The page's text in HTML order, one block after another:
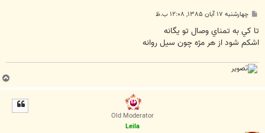
پ
ت
چهارشنبه ۱۷ آبان ۱۳۸۵, ۱۲:۰۸ ب.ظ
تا کي به تمناي وصال تو يگانه
اشکم شود از هر مژه چون سيل روانه
ب
ا
Old Moderator
Leila